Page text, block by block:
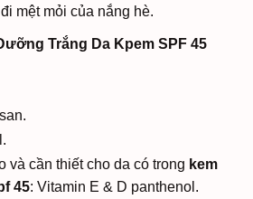
mệt mỏi của nắng hè.
Trắng Da Kpem SPF 45
và cần thiết cho da có trong kem
45: Vitamin E & D panthenol.